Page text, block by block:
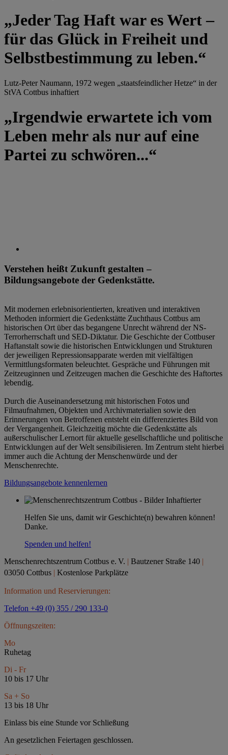
„Jeder Tag Haft war es Wert –
für das Glück in Freiheit und
Selbstbestimmung zu leben.“
Lutz-Peter Naumann, 1972 wegen „staatsfeindlicher Hetze“ in der
StVA Cottbus inhaftiert
„Irgendwie erwartete ich vom
Leben mehr als nur auf eine
Partei zu schwören...“
Verstehen heißt Zukunft gestalten –
Bildungsangebote der Gedenkstätte.
Mit modernen erlebnisorientierten, kreativen und interaktiven
Methoden informiert die Gedenkstätte Zuchthaus Cottbus am
historischen Ort über das begangene Unrecht während der NS-
Terrorherrschaft und SED-Diktatur. Die Geschichte der Cottbuser
Haftanstalt sowie die historischen Entwicklungen und Strukturen
der jeweiligen Repressionsapparate werden mit vielfältigen
Vermittlungsformaten beleuchtet. Gespräche und Führungen mit
Zeitzeuginnen und Zeitzeugen machen die Geschichte des Haftortes
lebendig.
Durch die Auseinandersetzung mit historischen Fotos und
Filmaufnahmen, Objekten und Archivmaterialien sowie den
Erinnerungen von Betroffenen entsteht ein differenziertes Bild von
der Vergangenheit. Gleichzeitig möchte die Gedenkstätte als
außerschulischer Lernort für aktuelle gesellschaftliche und politische
Entwicklungen auf der Welt sensibilisieren. Im Zentrum steht hierbei
immer auch die Achtung der Menschenwürde und der
Menschenrechte.
Bildungsangebote kennenlernen
Helfen Sie uns, damit wir Geschichte(n) bewahren können!
Danke.
Spenden und helfen!
Menschenrechtszentrum Cottbus e. V. | Bautzener Straße 140 |
03050 Cottbus | Kostenlose Parkplätze
Information und Reservierungen:
Telefon +49 (0) 355 / 290 133-0
Öffnungszeiten:
Mo
Ruhetag
Di - Fr
10 bis 17 Uhr
Sa + So
13 bis 18 Uhr
Einlass bis eine Stunde vor Schließung
An gesetzlichen Feiertagen geschlossen.